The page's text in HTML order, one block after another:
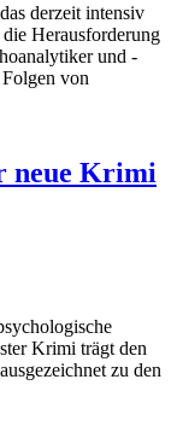
derzeit intensiv
Herausforderung
und -
von
neue Krimi
Krimi trägt den
zu den